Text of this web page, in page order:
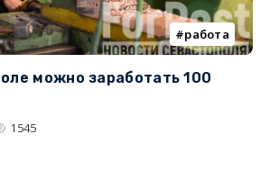
работа
можно заработать 100
1545